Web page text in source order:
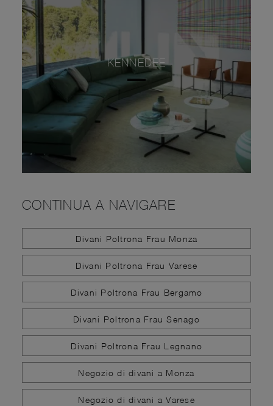
KENNEDEE
CONTINUA A NAVIGARE
Divani Poltrona Frau Monza
Divani Poltrona Frau Varese
Divani Poltrona Frau Bergamo
Divani Poltrona Frau Senago
Divani Poltrona Frau Legnano
Negozio di divani a Monza
Negozio di divani a Varese